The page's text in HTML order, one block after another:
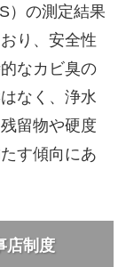
）の測定結果
り、安全性
なカビ臭の
なく、浄水
留物や硬度
す傾向にあ
店制度